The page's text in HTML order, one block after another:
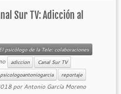
Sur TV: Adicción al
psicólogo de la Tele: colaboraciones
adiccion
Canal Sur TV
psicologoantoniogarcia
reportaje
porAntonio García Moreno